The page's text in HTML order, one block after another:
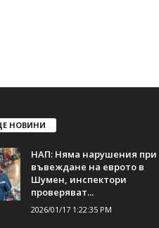
НОВИНИ
НАП: Няма нарушения при
въвеждане на еврото в
Шумен, инспектори
проверяват...
2026/01/17 1:22:35 PM